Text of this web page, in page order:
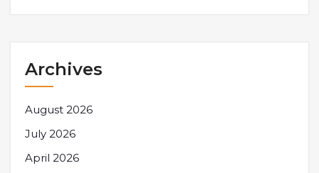
Archives
August 2026
July 2026
April 2026